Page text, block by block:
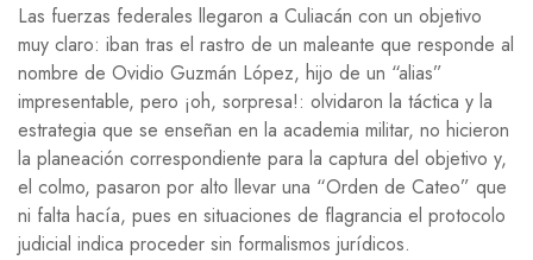
Las fuerzas federales llegaron a Culiacán con un objetivo
muy claro: iban tras el rastro de un maleante que responde al
nombre de Ovidio Guzmán López, hijo de un “alias”
impresentable, pero ¡oh, sorpresa!: olvidaron la táctica y la
estrategia que se enseñan en la academia militar, no hicieron
la planeación correspondiente para la captura del objetivo y,
el colmo, pasaron por alto llevar una “Orden de Cateo” que
ni falta hacía, pues en situaciones de flagrancia el protocolo
judicial indica proceder sin formalismos jurídicos.